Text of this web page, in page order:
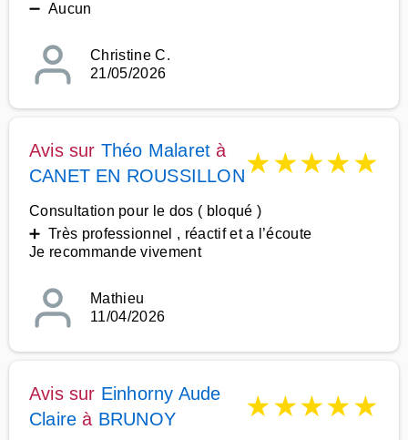
➖ Aucun
Christine C.
21/05/2026
Avis sur Théo Malaret à
CANET EN ROUSSILLON★★★★★
Consultation pour le dos ( bloqué )
➕ Très professionnel , réactif et a l’écoute
Je recommande vivement
Mathieu
11/04/2026
Avis sur Einhorny Aude
Claire à BRUNOY ★★★★★